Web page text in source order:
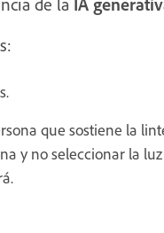
que sostiene la
y no seleccionar la